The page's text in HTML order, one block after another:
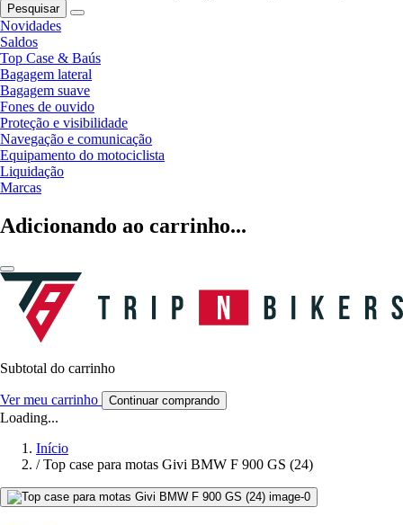
Pesquisar
Novidades
Saldos
Top Case & Baús
Bagagem lateral
Bagagem suave
Fones de ouvido
Proteção e visibilidade
Navegação e comunicação
Equipamento do motociclista
Liquidação
Marcas
Adicionando ao carrinho...
Subtotal do carrinho
Ver meu carrinho Continuar comprando
Loading...
Início
/ Top case para motas Givi BMW F 900 GS (24)